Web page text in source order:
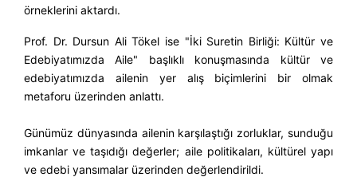
örneklerini aktardı.
Prof. Dr. Dursun Ali Tökel ise "İki Suretin Birliği: Kültür ve
Edebiyatımızda Aile" başlıklı konuşmasında kültür ve
edebiyatımızda ailenin yer alış biçimlerini bir olmak
metaforu üzerinden anlattı.
Günümüz dünyasında ailenin karşılaştığı zorluklar, sunduğu
imkanlar ve taşıdığı değerler; aile politikaları, kültürel yapı
ve edebi yansımalar üzerinden değerlendirildi.